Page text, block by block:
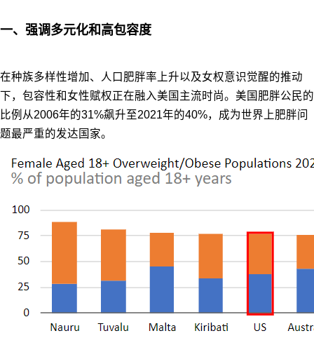
一、强调多元化和高包容度
在种族多样性增加、人口肥胖率上升以及女权意识觉醒的推动
下，包容性和女性赋权正在融入美国主流时尚。美国肥胖公民的
比例从2006年的31%飙升至2021年的40%，成为世界上肥胖问
题最严重的发达国家。